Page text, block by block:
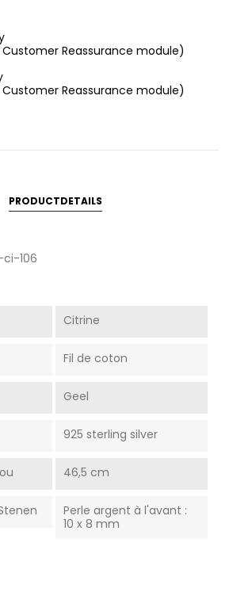
Reassurance module)
Reassurance module)
PRODUCTDETAILS
106
Citrine
Fil de coton
Geel
925 sterling silver
46,5 cm
Perle argent à l'avant :
10 x 8 mm